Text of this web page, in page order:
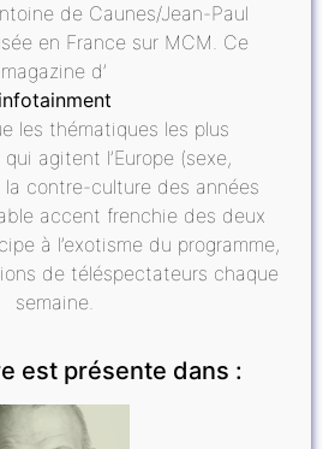
de Caunes/Jean-Paul
en France sur MCM. Ce
magazine d’
infotainment
les thématiques les plus
agitent l’Europe (sexe,
la contre-culture des années
accent frenchie des deux
à l’exotisme du programme,
de téléspectateurs chaque
semaine.
est présente dans :